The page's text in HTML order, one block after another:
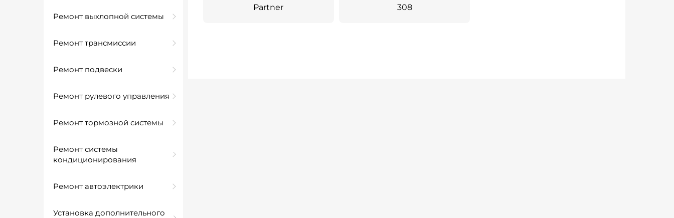
Ремонт выхлопной системы
Ремонт трансмиссии
Ремонт подвески
Ремонт рулевого управления
Ремонт тормозной системы
Ремонт системы
кондиционирования
Ремонт автоэлектрики
Установка дополнительного
Partner 308